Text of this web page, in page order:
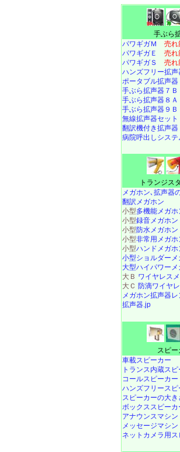
手ぶら
パワギガＭ 売れ
パワギガＥ 売れ
パワギガＳ 売れ
ハンズフリー拡声
ポータブル拡声器
手ぶら拡声器７Ｂ
手ぶら拡声器８Ａ
手ぶら拡声器９Ｂ
無線拡声器セット
翻訳機付き拡声器
病院呼出しシステ
トランジス
メガホン､拡声器
翻訳メガホン
小型多機能メガホ
小型録音メガホン
小型防水メガホン
小型非常用メガホ
小型ハンドメガホ
小型ショルダーメ
大型ハイパワーメ
大Ｂ ワイヤレス
大Ｃ 防滴ワイヤ
メガホン拡声器
拡声器.jp
スピー
車載スピーカー
トランス内蔵ス
コールスピーカー
ハンズフリースピ
スピーカーの大き
ボックススピーカ
アナウンスマシン
メッセージマシン
ネットカメラ用ス